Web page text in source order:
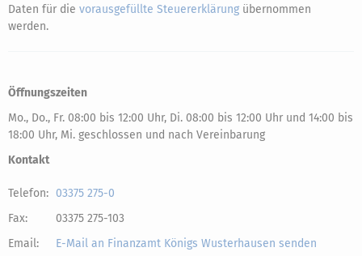
Daten für die vorausgefüllte Steuererklärung übernommen
werden.
Öffnungszeiten
Mo., Do., Fr. 08:00 bis 12:00 Uhr, Di. 08:00 bis 12:00 Uhr und 14:00 bis
18:00 Uhr, Mi. geschlossen und nach Vereinbarung
Kontakt
Telefon: 03375 275-0
Fax:
03375 275-103
Email:
E-Mail an Finanzamt Königs Wusterhausen senden